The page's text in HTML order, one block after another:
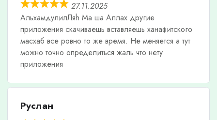
27.11.2025
АльхамдулилЛяh Ма ша Аллах другие
приложения скачиваешь вставляешь ханафитского
масхаб все ровно то же время. Не меняется а тут
можно точно определиться жаль что нету
приложения
Руслан